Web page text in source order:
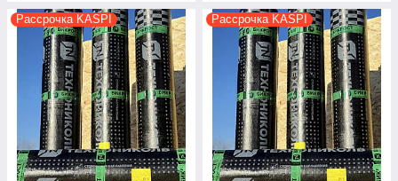
Рассрочка KASPI Рассрочка KASPI